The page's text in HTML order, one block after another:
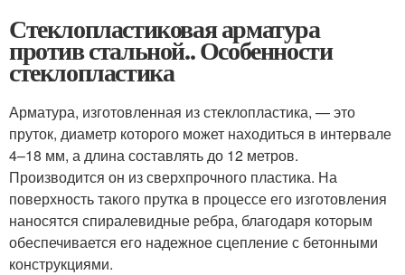
Стеклопластиковая арматура
против стальной.. Особенности
стеклопластика
Арматура, изготовленная из стеклопластика, — это
пруток, диаметр которого может находиться в интервале
4–18 мм, а длина составлять до 12 метров.
Производится он из сверхпрочного пластика. На
поверхность такого прутка в процессе его изготовления
наносятся спиралевидные ребра, благодаря которым
обеспечивается его надежное сцепление с бетонными
конструкциями.